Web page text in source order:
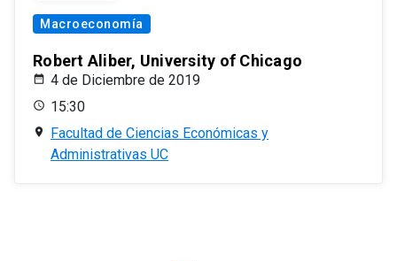
Macroeconomía
Robert Aliber, University of Chicago
4 de Diciembre de 2019
15:30
Facultad de Ciencias Económicas y
Administrativas UC